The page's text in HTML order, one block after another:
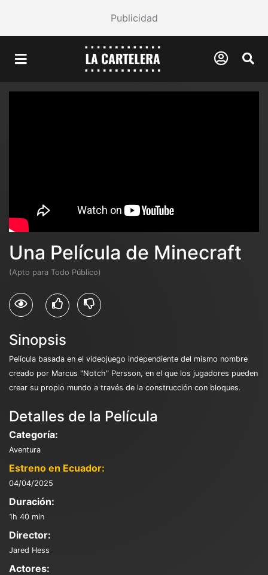
Publicidad
Una Película de Minecraft
(Apto para Todo Público)
Sinopsis
Película basada en el videojuego independiente del mismo nombre
creado por Marcus "Notch" Persson, en el que los jugadores pueden
crear su propio mundo a través de la construcción con bloques.
Detalles de la Película
Categoría:
Aventura
Estreno en Ecuador:
04/04/2025
Duración:
1h 40 min
Director:
Jared Hess
Actores: